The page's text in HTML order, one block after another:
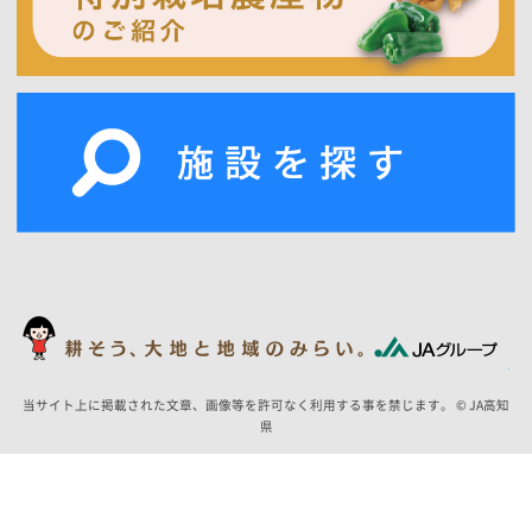
当サイト上に掲載された文章、画像等を許可なく利用する事を禁じます。 © JA高知
県